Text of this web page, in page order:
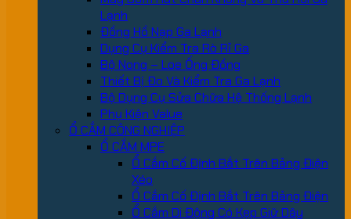
Lạnh
Đồng Hồ Nạp Ga Lạnh
Dụng Cụ Kiểm Tra Rò Rỉ Ga
Bộ Nong – Loe Ống Đồng
Thiết Bị Đo Và Kiểm Tra Ga Lạnh
Bộ Dụng Cụ Sửa Chữa Hệ Thống Lạnh
Phụ Kiện Value
Ổ CẮM CÔNG NGHIỆP
Ổ CẮM MPE
Ổ Cắm Cố Định Bắt Trên Bảng Điện
Xéo
Ổ Cắm Cố Định Bắt Trên Bảng Điện
Ổ Cắm Di Động Có Kẹp Giữ Dây